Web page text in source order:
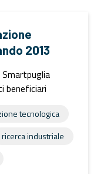
2013
beneficiari
tecnologica
ricerca industriale